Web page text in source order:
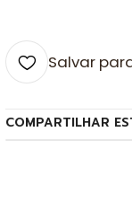
Salvar
COMPARTILHAR